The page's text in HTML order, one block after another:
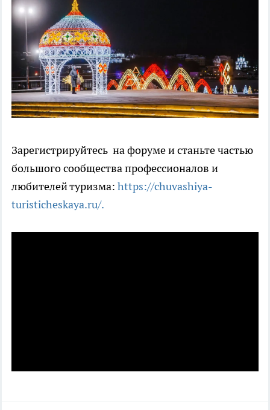
Зарегистрируйтесь на форуме и станьте частью
большого сообщества профессионалов и
любителей туризма: https://chuvashiya-
turisticheskaya.ru/.